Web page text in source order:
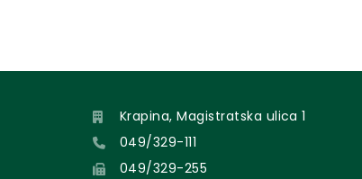
Krapina, Magistratska ulica 1
049/329-111
049/329-255